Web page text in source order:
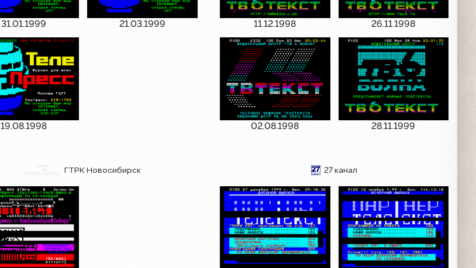
31.01.1999 21.03.1999
19.08.1998
11.12.1998 26.11.1998
02.08.1998 28.11.1999
ГТРК Новосибирск 27 канал